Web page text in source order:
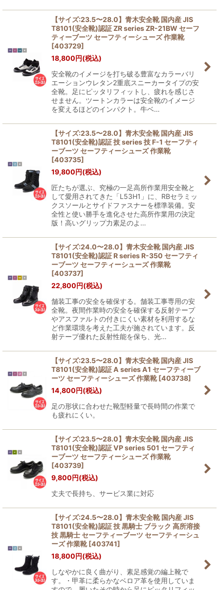
【サイズ:23.5〜28.0】青木安全靴 国内産 JIS
T8101(安全靴)認証 ZR series ZR-21BW セーフ
ティーブーツ セーフティーシューズ 作業靴
[403729]
18,800円(税込)
安全靴のイメージを打ち破る豊富なカラーバリ
エーションウレタン2重底スニーカータイプの安
全靴。足にピッタリフィットし、疲れを感じさ
せません。ツートンカラーは安全靴のイメージ
を変えるほどのインパクト。牛ベ…
【サイズ:23.5〜28.0】青木安全靴 国内産 JIS
T8101(安全靴)認証 技 series 技 F-1 セーフティ
ーブーツ セーフティーシューズ 作業靴
[403735]
19,800円(税込)
匠たちが選ぶ、究極の一足高所作業用安全靴と
して愛用されてきた「L53H1」に、RBセラミッ
クスソールとサイドファスナーを標準装備。安
全性と使い勝手を進化させた高所作業用の決定
版！高いグリップ力素足のよ…
【サイズ:24.0〜28.0】青木安全靴 国内産 JIS
T8101(安全靴)認証 R series R-350 セーフティ
ーブーツ セーフティーシューズ 作業靴
[403737]
22,800円(税込)
舗装工事の安全を確保する。舗装工事専用の安
全靴。夜間作業時の安全を確保する反射テープ
やアスファルトの付きにくい素材を利用するな
ど作業環境を考えた工夫が施されています。反
射テープ優れた反射性能を保ち、光…
【サイズ:23.5〜28.0】青木安全靴 国内産 JIS
T8101(安全靴)認証 A series A1 セーフティーブ
ーツ セーフティーシューズ 作業靴 [403738]
14,800円(税込)
足の形状に合わせた靴型軽量で長時間の作業で
も疲れにくい。
【サイズ:23.5〜28.0】青木安全靴 国内産 JIS
T8101(安全靴)認証 VP series 501 セーフティ
ーブーツ セーフティーシューズ 作業靴
[403739]
9,800円(税込)
丈夫で長持ち、サービス業に対応
【サイズ:24.5〜28.0】青木安全靴 国内産 JIS
T8101(安全靴)認証 技 黒騎士 ブラック 高所溶接
技 黒騎士 セーフティーブーツ セーフティーシュ
ーズ 作業靴 [403741]
18,800円(税込)
しなやかに良く曲がり、素足感覚の編上靴で
す。・甲革に柔らかなベロア革を使用していま